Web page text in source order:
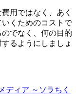
用ではなく、あく
くためのコストで
でなく、 何の目的
る ようにしましょ
ディア ～ソラちく